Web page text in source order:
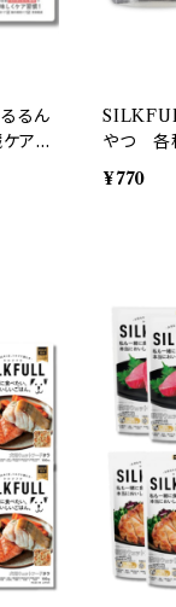
るん
ケア
やつ 各
病 デト
¥770